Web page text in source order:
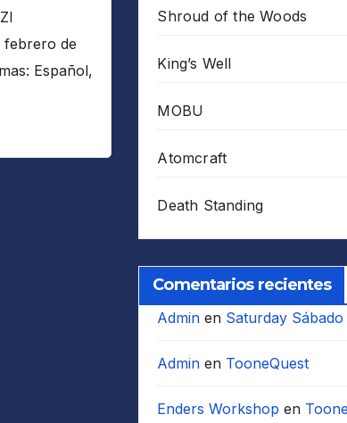
febrero de
Español,
Shroud of the Woods
King’s Well
MOBU
Atomcraft
Death Standing
Comentarios recientes
Admin en Saturday Sábado
Admin en TooneQuest
Enders Workshop en